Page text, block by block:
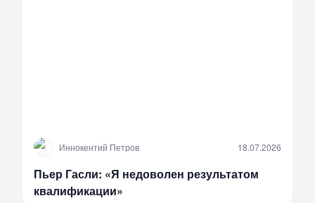
И Иннокентий Петров 18.07.2026
Пьер Гасли: «Я недоволен результатом
квалификации»